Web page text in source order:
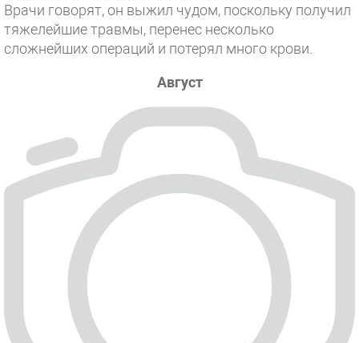
Врачи говорят, он выжил чудом, поскольку получил
тяжелейшие травмы, перенес несколько
сложнейших операций и потерял много крови.
Август